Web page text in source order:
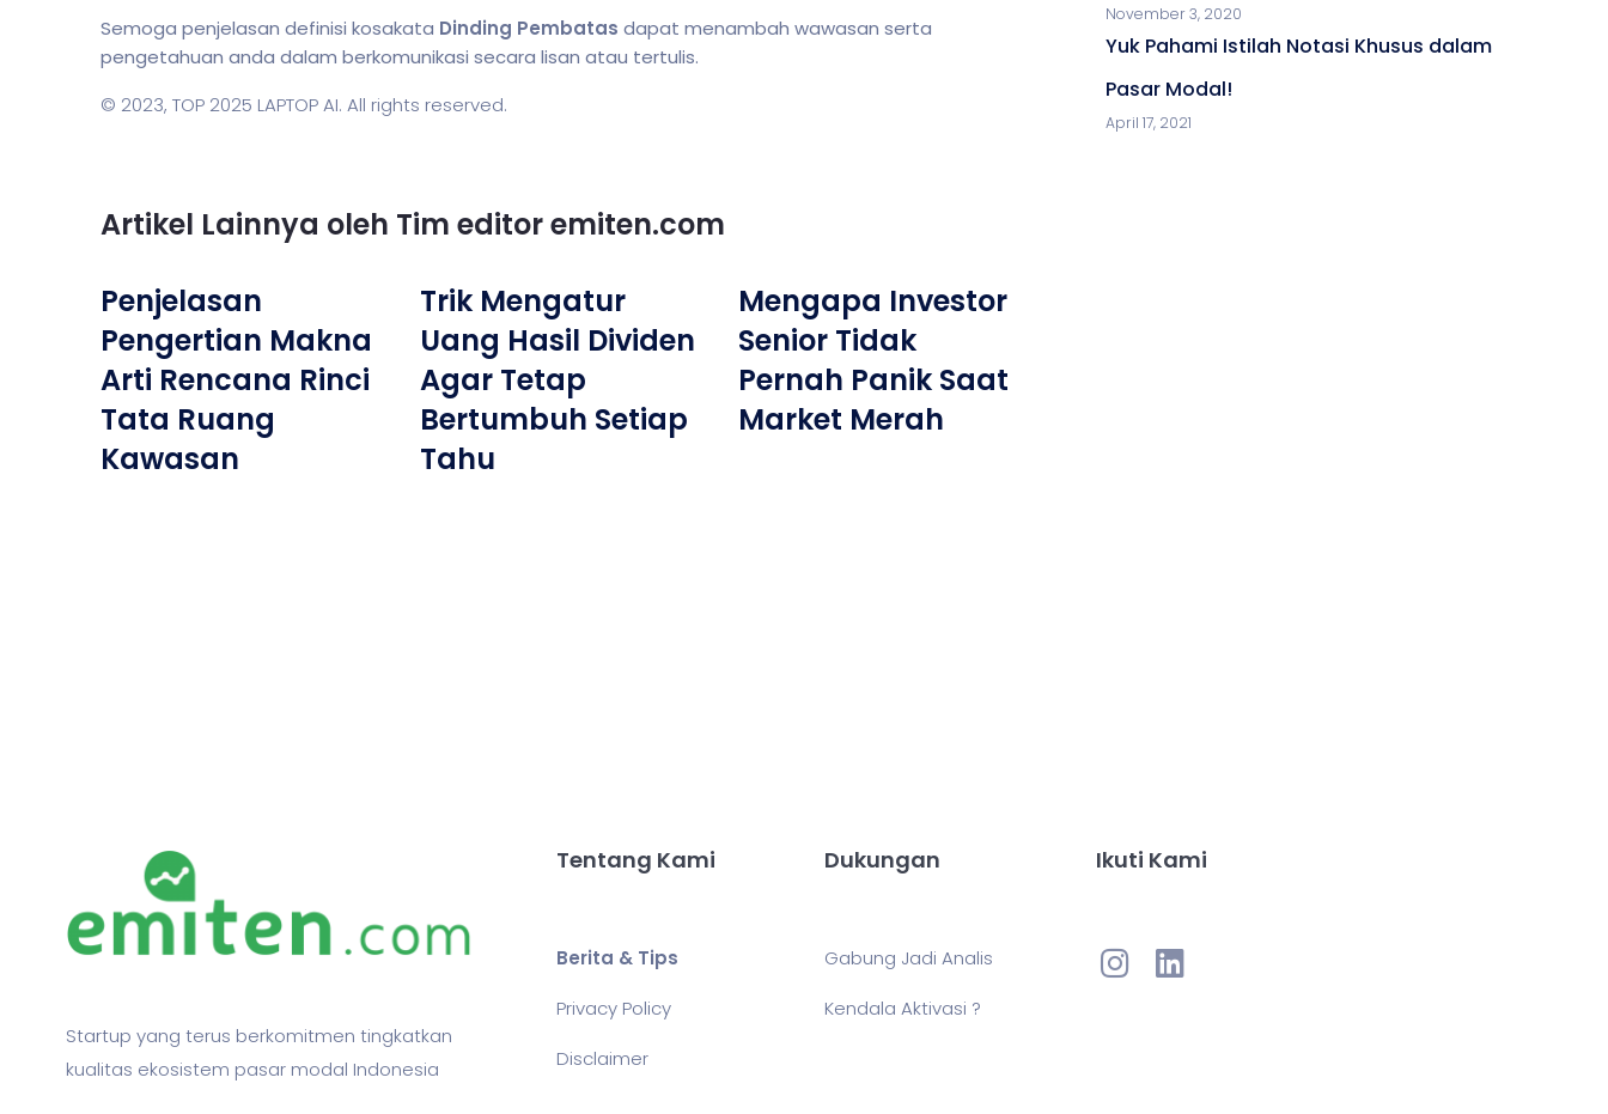
Semoga penjelasan definisi kosakata Dinding Pembatas dapat menambah wawasan serta
pengetahuan anda dalam berkomunikasi secara lisan atau tertulis.
© 2023, TOP 2025 LAPTOP AI. All rights reserved.
Artikel Lainnya oleh Tim editor emiten.com
Penjelasan
Pengertian Makna
Arti Rencana Rinci
Tata Ruang
Kawasan
Trik Mengatur
Uang Hasil Dividen
Agar Tetap
Bertumbuh Setiap
Tahu
Mengapa Investor
Senior Tidak
Pernah Panik Saat
Market Merah
November 3, 2020
Yuk Pahami Istilah Notasi Khusus dalam
Pasar Modal!
April 17, 2021
Startup yang terus berkomitmen tingkatkan
kualitas ekosistem pasar modal Indonesia
Tentang Kami
Berita & Tips
Privacy Policy
Disclaimer
Dukungan
Gabung Jadi Analis
Kendala Aktivasi ?
Ikuti Kami